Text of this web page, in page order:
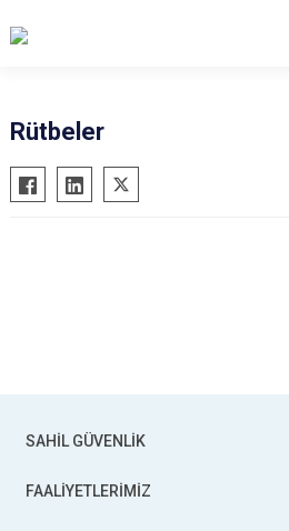
Rütbeler
SAHİL GÜVENLİK
FAALİYETLERİMİZ